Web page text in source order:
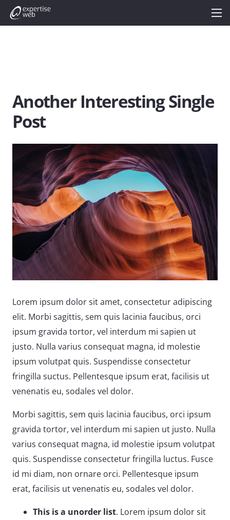
Another Interesting Single
Post
Lorem ipsum dolor sit amet, consectetur adipiscing
elit. Morbi sagittis, sem quis lacinia faucibus, orci
ipsum gravida tortor, vel interdum mi sapien ut
justo. Nulla varius consequat magna, id molestie
ipsum volutpat quis. Suspendisse consectetur
fringilla suctus. Pellentesque ipsum erat, facilisis ut
venenatis eu, sodales vel dolor.
Morbi sagittis, sem quis lacinia faucibus, orci ipsum
gravida tortor, vel interdum mi sapien ut justo. Nulla
varius consequat magna, id molestie ipsum volutpat
quis. Suspendisse consectetur fringilla luctus. Fusce
id mi diam, non ornare orci. Pellentesque ipsum
erat, facilisis ut venenatis eu, sodales vel dolor.
This is a unorder list. Lorem ipsum dolor sit